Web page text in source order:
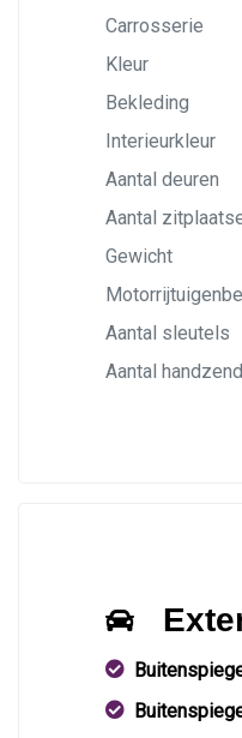
Carrosserie
Kleur
Bekleding
Interieurkleur
Aantal deuren
Aantal
Gewicht
Aantal sleutels
Aantal